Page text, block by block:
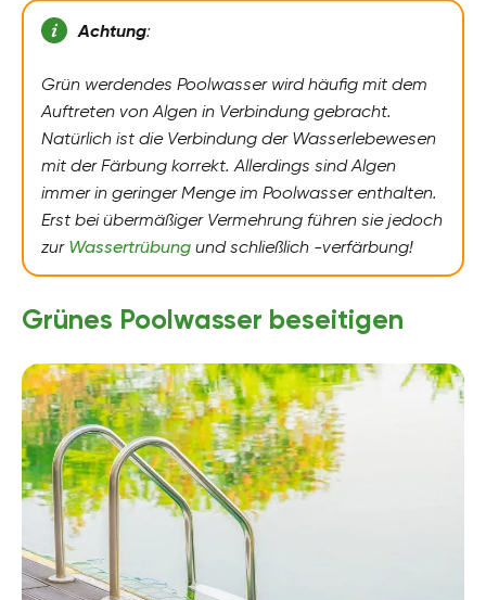
Achtung:
Grün werdendes Poolwasser wird häufig mit dem
Auftreten von Algen in Verbindung gebracht.
Natürlich ist die Verbindung der Wasserlebewesen
mit der Färbung korrekt. Allerdings sind Algen
immer in geringer Menge im Poolwasser enthalten.
Erst bei übermäßiger Vermehrung führen sie jedoch
zur Wassertrübung und schließlich -verfärbung!
Grünes Poolwasser beseitigen